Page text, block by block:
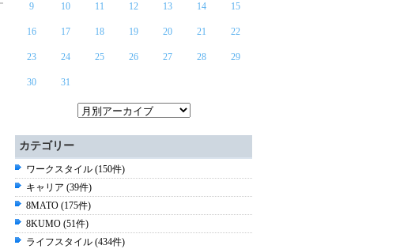
9 10 11 12 13 14 15
16 17 18 19 20 21 22
23 24 25 26 27 28 29
30 31
カテゴリー
ワークスタイル (150件)
キャリア (39件)
8MATO (175件)
8KUMO (51件)
ライフスタイル (434件)